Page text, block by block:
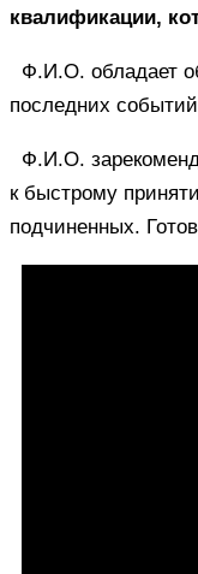
квалификации,
Ф.И.О. обладает
последних
Ф.И.О.
к быстрому
подчиненных.